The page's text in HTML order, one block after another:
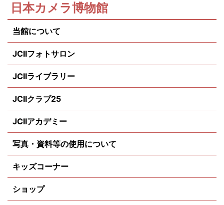
日本カメラ博物館
当館について
JCIIフォトサロン
JCIIライブラリー
JCIIクラブ25
JCIIアカデミー
写真・資料等の使用について
キッズコーナー
ショップ